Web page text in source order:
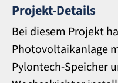
Projekt-Details
Bei diesem Projekt
Photovoltaikanlage
Pylontech-Speicher